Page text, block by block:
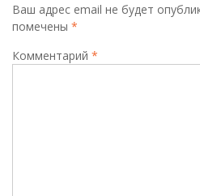
Ваш адрес email не будет
помечены *
Комментарий *